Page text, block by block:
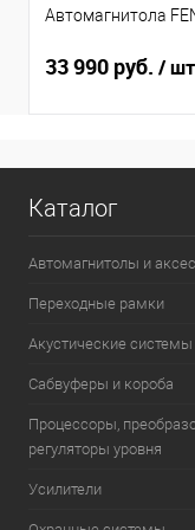
Автомагнитола
33 990 руб. / шт
Каталог
Автомагнитолы и
Переходные рамки
Акустические системы
Сабвуферы и короба
Процессоры,
регуляторы уровня
Усилители